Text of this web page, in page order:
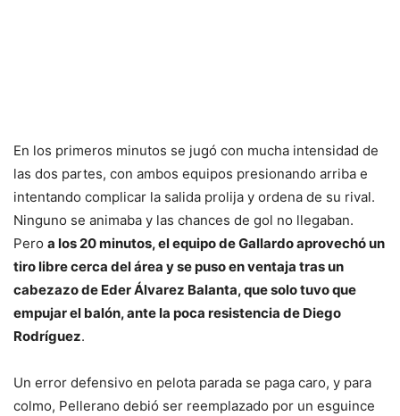
En los primeros minutos se jugó con mucha intensidad de
las dos partes, con ambos equipos presionando arriba e
intentando complicar la salida prolija y ordena de su rival.
Ninguno se animaba y las chances de gol no llegaban.
Pero a los 20 minutos, el equipo de Gallardo aprovechó un
tiro libre cerca del área y se puso en ventaja tras un
cabezazo de Eder Álvarez Balanta, que solo tuvo que
empujar el balón, ante la poca resistencia de Diego
Rodríguez.
Un error defensivo en pelota parada se paga caro, y para
colmo, Pellerano debió ser reemplazado por un esguince